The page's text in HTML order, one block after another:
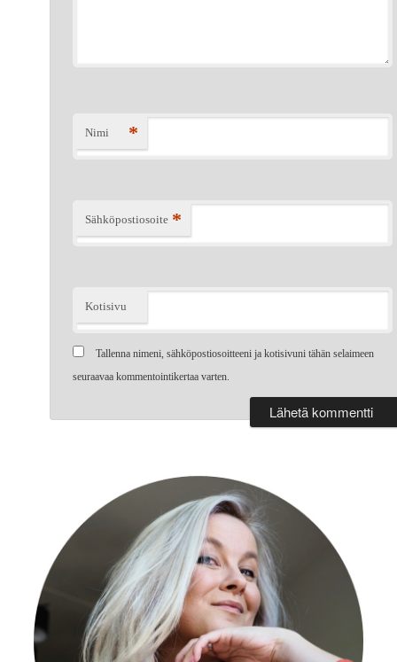
Nimi *
Sähköpostiosoite *
Kotisivu
Tallenna nimeni, sähköpostiosoitteeni ja kotisivuni tähän selaimeen
seuraavaa kommentointikertaa varten.